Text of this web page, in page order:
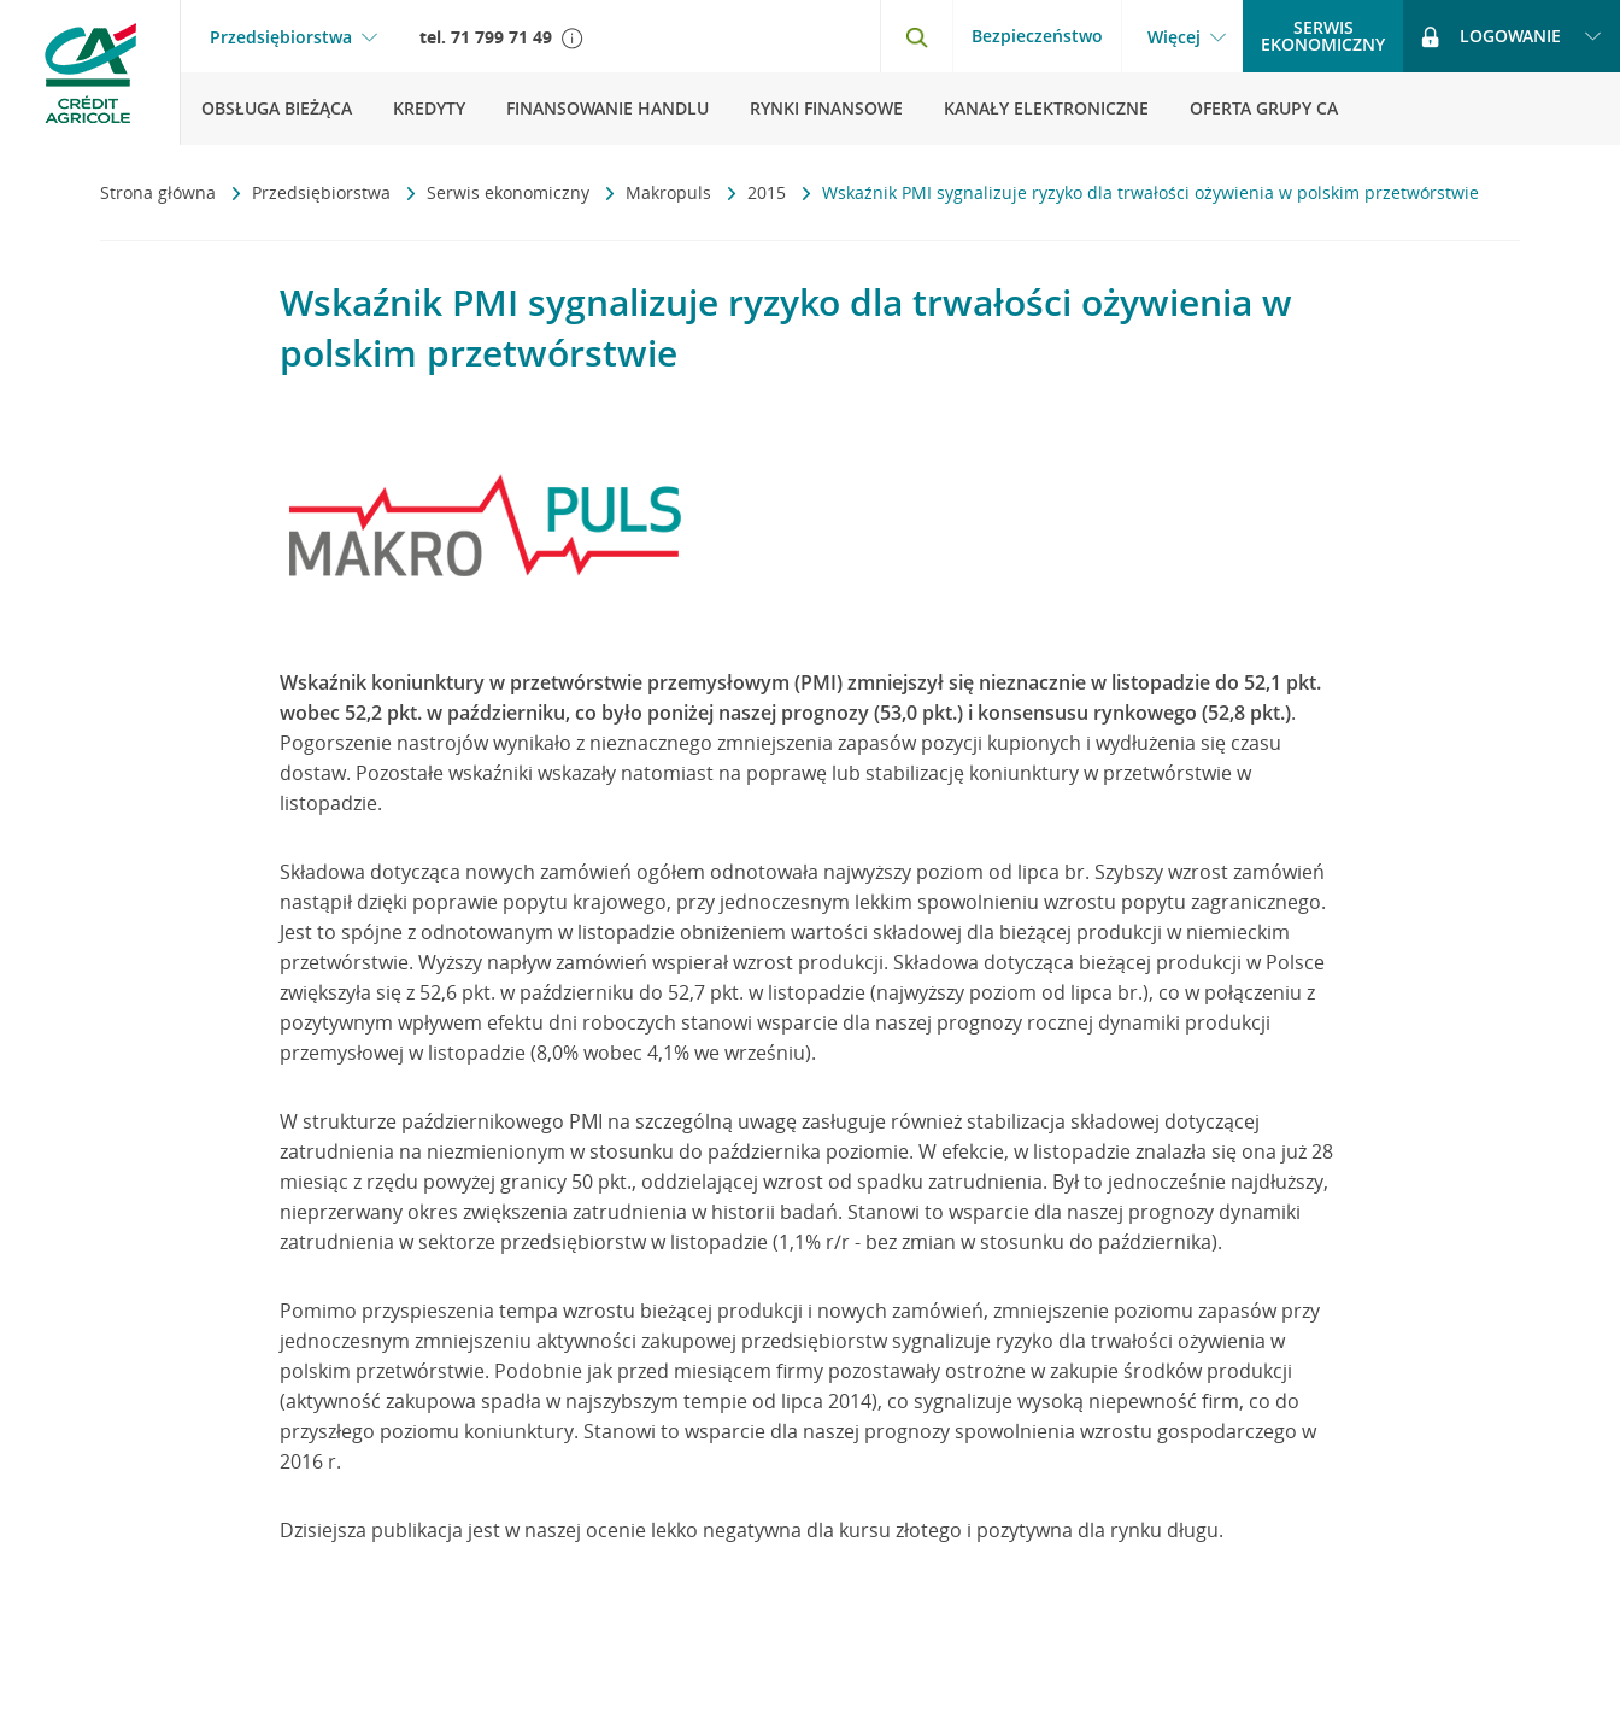
Przedsiębiorstwa tel. 71 799 71 49 Bezpieczeństwo Więcej SERWIS
EKONOMICZNY LOGOWANIE
OBSŁUGA BIEŻĄCA KREDYTY FINANSOWANIE HANDLU RYNKI FINANSOWE KANAŁY ELEKTRONICZNE OFERTA GRUPY CA
Strona główna Przedsiębiorstwa Serwis ekonomiczny Makropuls 2015 Wskaźnik PMI sygnalizuje ryzyko dla trwałości ożywienia w polskim przetwórstwie
Wskaźnik PMI sygnalizuje ryzyko dla trwałości ożywienia w
polskim przetwórstwie
Wskaźnik koniunktury w przetwórstwie przemysłowym (PMI) zmniejszył się nieznacznie w listopadzie do 52,1 pkt.
wobec 52,2 pkt. w październiku, co było poniżej naszej prognozy (53,0 pkt.) i konsensusu rynkowego (52,8 pkt.).
Pogorszenie nastrojów wynikało z nieznacznego zmniejszenia zapasów pozycji kupionych i wydłużenia się czasu
dostaw. Pozostałe wskaźniki wskazały natomiast na poprawę lub stabilizację koniunktury w przetwórstwie w
listopadzie.
Składowa dotycząca nowych zamówień ogółem odnotowała najwyższy poziom od lipca br. Szybszy wzrost zamówień
nastąpił dzięki poprawie popytu krajowego, przy jednoczesnym lekkim spowolnieniu wzrostu popytu zagranicznego.
Jest to spójne z odnotowanym w listopadzie obniżeniem wartości składowej dla bieżącej produkcji w niemieckim
przetwórstwie. Wyższy napływ zamówień wspierał wzrost produkcji. Składowa dotycząca bieżącej produkcji w Polsce
zwiększyła się z 52,6 pkt. w październiku do 52,7 pkt. w listopadzie (najwyższy poziom od lipca br.), co w połączeniu z
pozytywnym wpływem efektu dni roboczych stanowi wsparcie dla naszej prognozy rocznej dynamiki produkcji
przemysłowej w listopadzie (8,0% wobec 4,1% we wrześniu).
W strukturze październikowego PMI na szczególną uwagę zasługuje również stabilizacja składowej dotyczącej
zatrudnienia na niezmienionym w stosunku do października poziomie. W efekcie, w listopadzie znalazła się ona już 28
miesiąc z rzędu powyżej granicy 50 pkt., oddzielającej wzrost od spadku zatrudnienia. Był to jednocześnie najdłuższy,
nieprzerwany okres zwiększenia zatrudnienia w historii badań. Stanowi to wsparcie dla naszej prognozy dynamiki
zatrudnienia w sektorze przedsiębiorstw w listopadzie (1,1% r/r - bez zmian w stosunku do października).
Pomimo przyspieszenia tempa wzrostu bieżącej produkcji i nowych zamówień, zmniejszenie poziomu zapasów przy
jednoczesnym zmniejszeniu aktywności zakupowej przedsiębiorstw sygnalizuje ryzyko dla trwałości ożywienia w
polskim przetwórstwie. Podobnie jak przed miesiącem firmy pozostawały ostrożne w zakupie środków produkcji
(aktywność zakupowa spadła w najszybszym tempie od lipca 2014), co sygnalizuje wysoką niepewność firm, co do
przyszłego poziomu koniunktury. Stanowi to wsparcie dla naszej prognozy spowolnienia wzrostu gospodarczego w
2016 r.
Dzisiejsza publikacja jest w naszej ocenie lekko negatywna dla kursu złotego i pozytywna dla rynku długu.